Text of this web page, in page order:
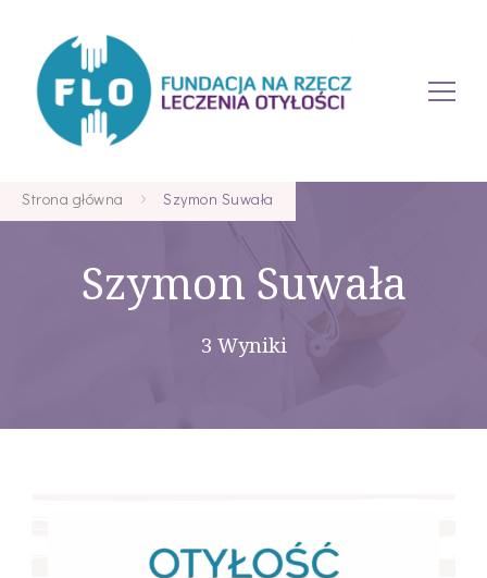
Strona główna Szymon Suwała
Szymon Suwała
3 Wyniki